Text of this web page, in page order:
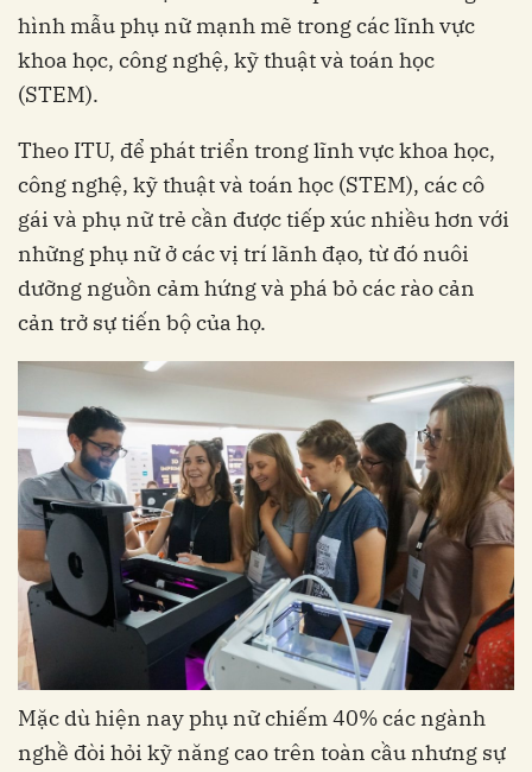
hình mẫu phụ nữ mạnh mẽ trong các lĩnh vực
khoa học, công nghệ, kỹ thuật và toán học
(STEM).
Theo ITU, để phát triển trong lĩnh vực khoa học,
công nghệ, kỹ thuật và toán học (STEM), các cô
gái và phụ nữ trẻ cần được tiếp xúc nhiều hơn với
những phụ nữ ở các vị trí lãnh đạo, từ đó nuôi
dưỡng nguồn cảm hứng và phá bỏ các rào cản
cản trở sự tiến bộ của họ.
Mặc dù hiện nay phụ nữ chiếm 40% các ngành
nghề đòi hỏi kỹ năng cao trên toàn cầu nhưng sự